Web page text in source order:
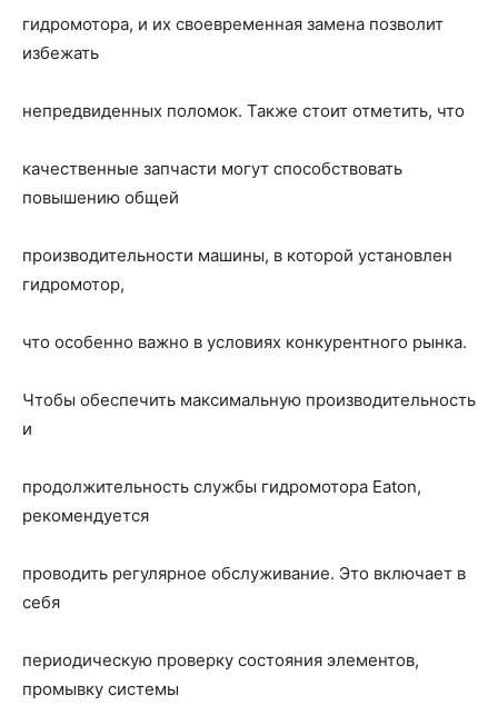
гидромотора, и их своевременная замена позволит
избежать
непредвиденных поломок. Также стоит отметить, что
качественные запчасти могут способствовать
повышению общей
производительности машины, в которой установлен
гидромотор,
что особенно важно в условиях конкурентного рынка.
Чтобы обеспечить максимальную производительность
и
продолжительность службы гидромотора Eaton,
рекомендуется
проводить регулярное обслуживание. Это включает в
себя
периодическую проверку состояния элементов,
промывку системы